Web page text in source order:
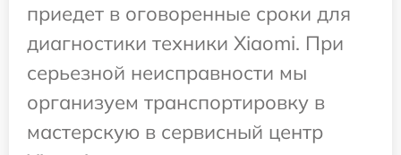
приедет в оговоренные сроки для
диагностики техники Xiaomi. При
серьезной неисправности мы
организуем транспортировку в
мастерскую в сервисный центр